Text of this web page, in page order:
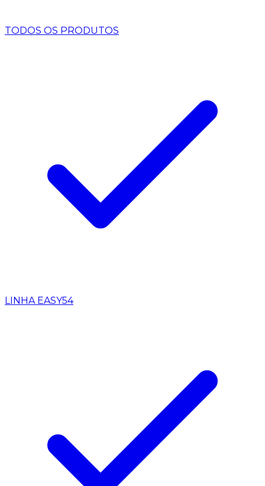
TODOS OS PRODUTOS
LINHA EASY54